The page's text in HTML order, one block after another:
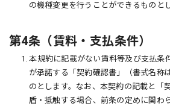
の機種変更を行うことができるものと
第4条（賃料・支払条件）
1. 本規約に記載がない賃料等及び支払条
が承諾する「契約確認書」（書式名称
のとします。なお、本契約の記載と「
盾・抵触する場合、前条の定めに関わ